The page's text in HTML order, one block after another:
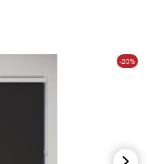
-20%